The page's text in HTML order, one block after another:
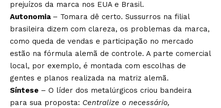
prejuízos da marca nos EUA e Brasil.
Autonomia – Tomara dê certo. Sussurros na filial
brasileira dizem com clareza, os problemas da marca,
como queda de vendas e participação no mercado
estão na fórmula alemã de controle. A parte comercial
local, por exemplo, é montada com escolhas de
gentes e planos realizada na matriz alemã.
Síntese – O líder dos metalúrgicos criou bandeira
para sua proposta: Centralize o necessário,